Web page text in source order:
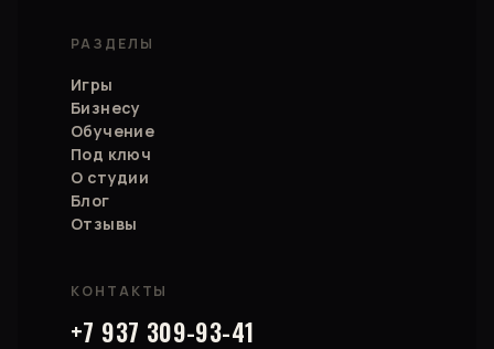
РАЗДЕЛЫ
Игры
Бизнесу
Обучение
Под ключ
О студии
Блог
Отзывы
КОНТАКТЫ
+7 937 309-93-41